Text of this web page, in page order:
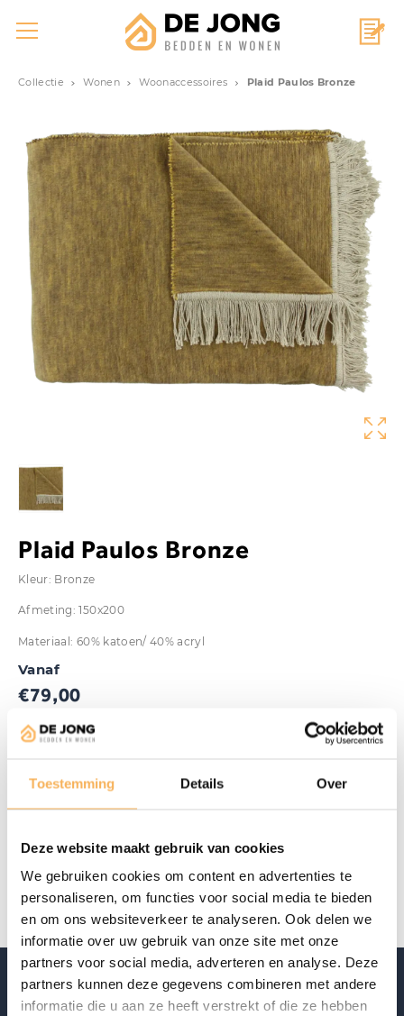
Toestemming Details Over
Deze website maakt gebruik van cookies
We gebruiken cookies om content en advertenties te
personaliseren, om functies voor social media te bieden
en om ons websiteverkeer te analyseren. Ook delen we
informatie over uw gebruik van onze site met onze
partners voor social media, adverteren en analyse. Deze
partners kunnen deze gegevens combineren met andere
informatie die u aan ze heeft verstrekt of die ze hebben
Collectie Wonen Woonaccessoires Plaid Paulos Bronze
Plaid Paulos Bronze
Kleur: Bronze
Afmeting: 150x200
Materiaal: 60% katoen/ 40% acryl
Vanaf
€79,00
Aanwezig in de showroom